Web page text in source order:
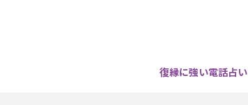
復縁に強い電話占い